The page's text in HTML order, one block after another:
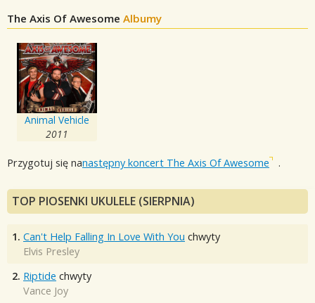
The Axis Of Awesome Albumy
Animal Vehicle
2011
Przygotuj się nanastępny koncert The Axis Of Awesome .
TOP PIOSENKI UKULELE (SIERPNIA)
1. Can't Help Falling In Love With You chwyty
Elvis Presley
2. Riptide chwyty
Vance Joy